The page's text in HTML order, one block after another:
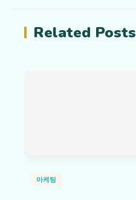
Related Posts
마케팅